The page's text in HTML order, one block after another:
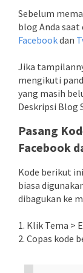
Sebelum
blog Anda
Facebookdan
Jika
mengikuti
yang masih
Deskripsi Blog
Pasang
Facebook
Kode berikut
biasa
dibagukan ke
1. Klik Tema >
2. Copas kode